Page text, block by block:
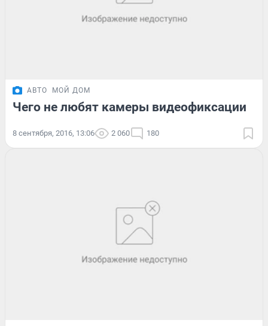
АВТО МОЙ ДОМ
Чего не любят камеры видеофиксации
8 сентября, 2016, 13:06 2 060 180